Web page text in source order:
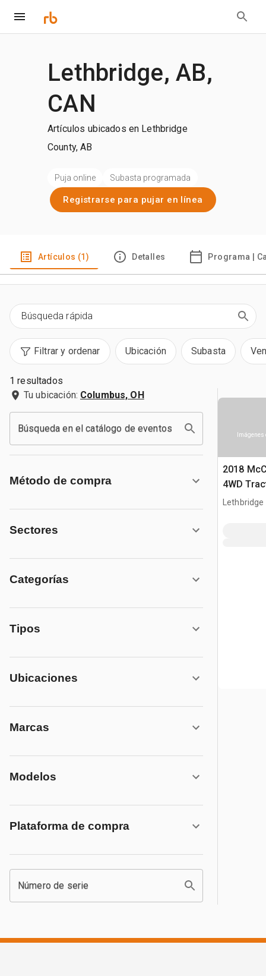
Lethbridge, AB,
CAN
Artículos ubicados en Lethbridge
County, AB
Puja online Subasta programada
Registrarse para pujar en línea
Artículos (1) Detalles Programa |
Filtrar y ordenar Ubicación Subasta
1 resultados
Tu ubicación: Columbus, OH
Búsqueda en el catálogo de eventos
Método de compra
Sectores
Categorías
Tipos
Ubicaciones
Marcas
Modelos
Plataforma de compra
Número de serie
2018
4WD